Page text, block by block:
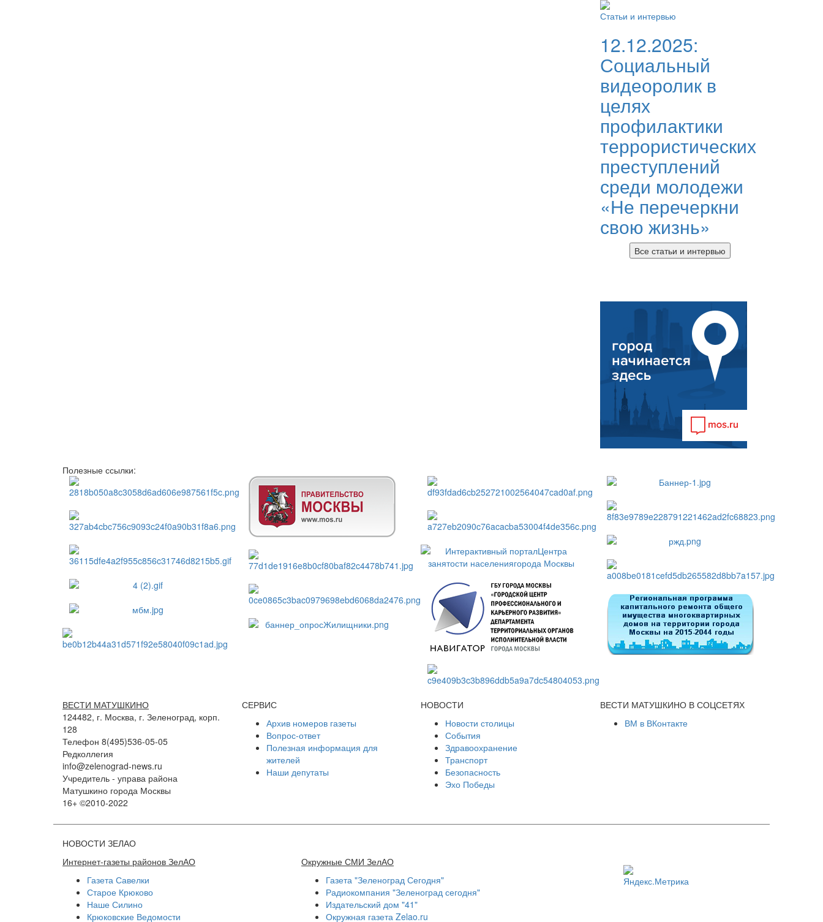
Статьи и интервью
12.12.2025:
Социальный
видеоролик в
целях
профилактики
террористических
преступлений
среди молодежи
«Не перечеркни
свою жизнь»
Все статьи и интервью
Полезные ссылки:
ВЕСТИ МАТУШКИНО
124482, г. Москва, г. Зеленоград, корп.
128
Телефон 8(495)536-05-05
Редколлегия
info@zelenograd-news.ru
Учредитель - управа района
Матушкино города Москвы
16+ ©2010-2022
СЕРВИС
Архив номеров газеты
Вопрос-ответ
Полезная информация для
жителей
Наши депутаты
НОВОСТИ
Новости столицы
События
Здравоохранение
Транспорт
Безопасность
Эхо Победы
ВЕСТИ МАТУШКИНО В СОЦСЕТЯХ
ВМ в ВКонтакте
НОВОСТИ ЗЕЛАО
Интернет-газеты районов ЗелАО
Газета Савелки
Старое Крюково
Наше Силино
Крюковские Ведомости
Окружные СМИ ЗелАО
Газета "Зеленоград Сегодня"
Радиокомпания "Зеленоград сегодня"
Издательский дом "41"
Окружная газета Zelao.ru